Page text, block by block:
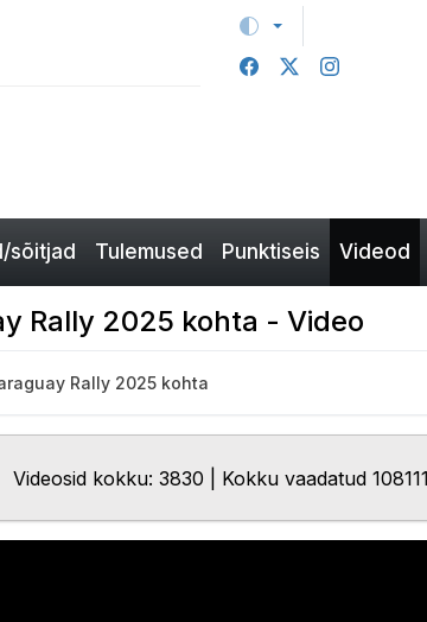
sõitjad Tulemused Punktiseis Videod
Rally 2025 kohta - Video
Rally 2025 kohta
Videosid kokku: 3830 | Kokku vaadatud